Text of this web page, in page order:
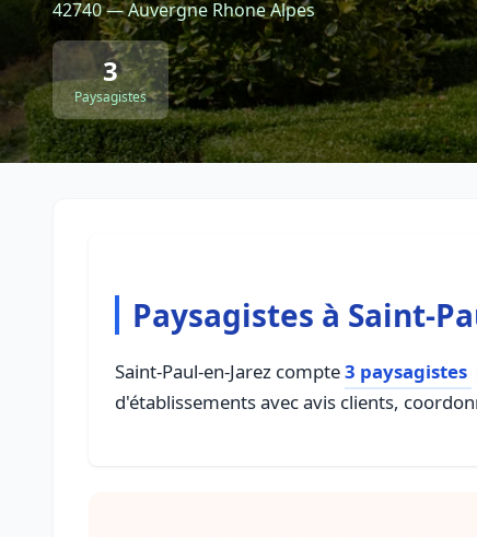
42740 — Auvergne Rhone Alpes
3
Paysagistes
Paysagistes à Saint-
Saint-Paul-en-Jarez compte3 paysagistes
d'établissements avec avis clients,